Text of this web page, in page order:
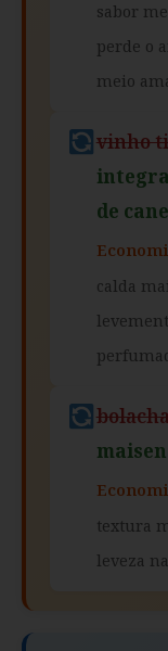
sabor
perde o
meio
vinho
de
calda
textura
leveza